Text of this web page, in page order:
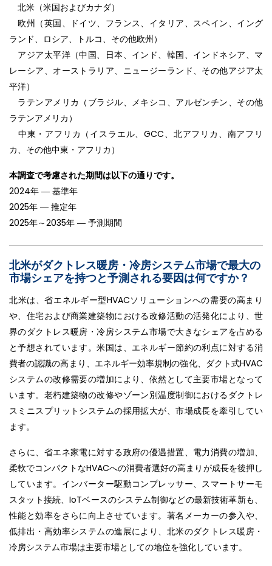
北米（米国およびカナダ）
欧州（英国、ドイツ、フランス、イタリア、スペイン、イング
ランド、ロシア、トルコ、その他欧州）
アジア太平洋（中国、日本、インド、韓国、インドネシア、マ
レーシア、オーストラリア、ニュージーランド、その他アジア太
平洋）
ラテンアメリカ（ブラジル、メキシコ、アルゼンチン、その他
ラテンアメリカ）
中東・アフリカ（イスラエル、GCC、北アフリカ、南アフリ
カ、その他中東・アフリカ）
本調査で考慮された期間は以下の通りです。
2024年 ― 基準年
2025年 ― 推定年
2025年～2035年 ― 予測期間
北米がダクトレス暖房・冷房システム市場で最大の
市場シェアを持つと予測される要因は何ですか？
北米は、省エネルギー型HVACソリューションへの需要の高まり
や、住宅および商業建築物における改修活動の活発化により、世
界のダクトレス暖房・冷房システム市場で大きなシェアを占める
と予想されています。米国は、エネルギー節約の利点に対する消
費者の認識の高まり、エネルギー効率規制の強化、ダクト式HVAC
システムの改修需要の増加により、依然として主要市場となって
います。老朽建築物の改修やゾーン別温度制御におけるダクトレ
スミニスプリットシステムの採用拡大が、市場成長を牽引してい
ます。
さらに、省エネ家電に対する政府の優遇措置、電力消費の増加、
柔軟でコンパクトなHVACへの消費者選好の高まりが成長を後押し
しています。インバーター駆動コンプレッサー、スマートサーモ
スタット接続、IoTベースのシステム制御などの最新技術革新も、
性能と効率をさらに向上させています。著名メーカーの参入や、
低排出・高効率システムの進展により、北米のダクトレス暖房・
冷房システム市場は主要市場としての地位を強化しています。